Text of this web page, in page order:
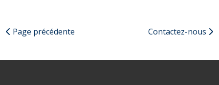
Page précédente Contactez-nous